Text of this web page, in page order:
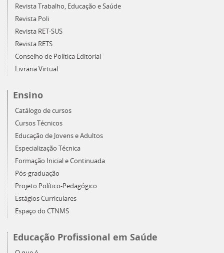
Revista Trabalho, Educação e Saúde
Revista Poli
Revista RET-SUS
Revista RETS
Conselho de Política Editorial
Livraria Virtual
Ensino
Catálogo de cursos
Cursos Técnicos
Educação de Jovens e Adultos
Especialização Técnica
Formação Inicial e Continuada
Pós-graduação
Projeto Político-Pedagógico
Estágios Curriculares
Espaço do CTNMS
Educação Profissional em Saúde